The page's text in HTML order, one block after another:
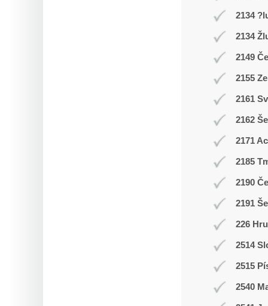
2134
2134
2149
2155
2161
2162
2171
2185
2190
2191
226
2514
2515
2540